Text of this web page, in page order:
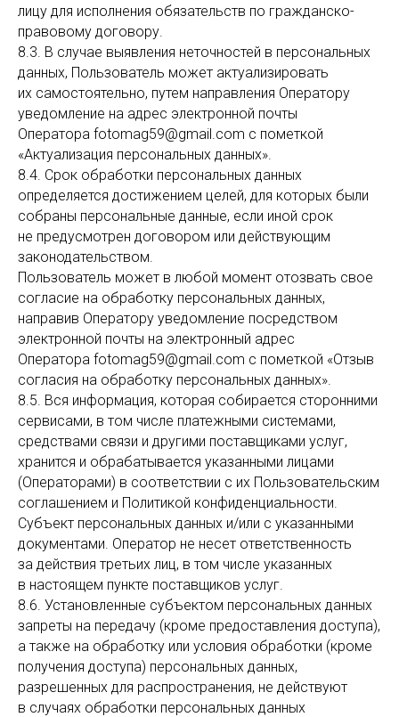
лицу для исполнения обязательств по гражданско-
правовому договору.
8.3. В случае выявления неточностей в персональных
данных, Пользователь может актуализировать
их самостоятельно, путем направления Оператору
уведомление на адрес электронной почты
Оператора fotomag59@gmail.com с пометкой
«Актуализация персональных данных».
8.4. Срок обработки персональных данных
определяется достижением целей, для которых были
собраны персональные данные, если иной срок
не предусмотрен договором или действующим
законодательством.
Пользователь может в любой момент отозвать свое
согласие на обработку персональных данных,
направив Оператору уведомление посредством
электронной почты на электронный адрес
Оператора fotomag59@gmail.com с пометкой «Отзыв
согласия на обработку персональных данных».
8.5. Вся информация, которая собирается сторонними
сервисами, в том числе платежными системами,
средствами связи и другими поставщиками услуг,
хранится и обрабатывается указанными лицами
(Операторами) в соответствии с их Пользовательским
соглашением и Политикой конфиденциальности.
Субъект персональных данных и/или с указанными
документами. Оператор не несет ответственность
за действия третьих лиц, в том числе указанных
в настоящем пункте поставщиков услуг.
8.6. Установленные субъектом персональных данных
запреты на передачу (кроме предоставления доступа),
а также на обработку или условия обработки (кроме
получения доступа) персональных данных,
разрешенных для распространения, не действуют
в случаях обработки персональных данных